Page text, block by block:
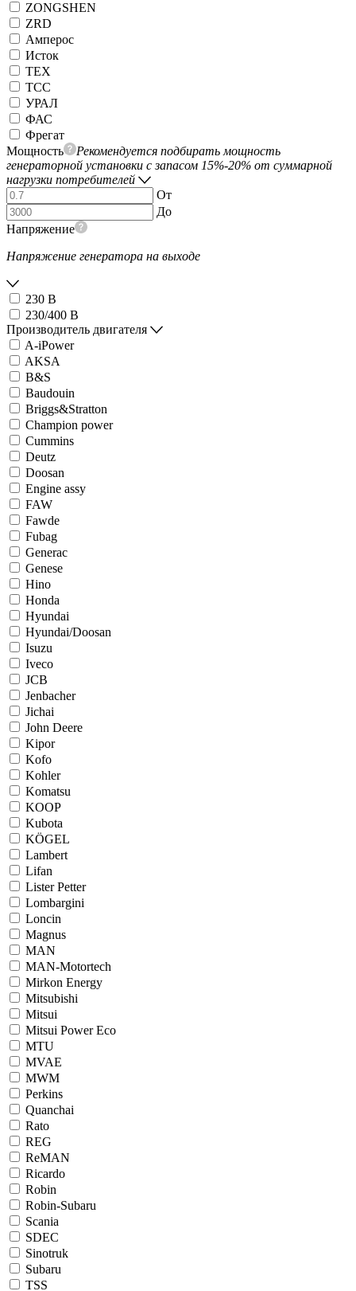
ZONGSHEN
ZRD
Амперос
Исток
ТЕХ
ТСС
УРАЛ
ФАС
Фрегат
Мощность
Рекомендуется подбирать мощность
генераторной установки с запасом 15%-20% от суммарной
нагрузки потребителей
От
До
Напряжение
Напряжение генератора на выходе
230 В
230/400 В
Производитель двигателя
A-iPower
AKSA
B&S
Baudouin
Briggs&Stratton
Champion power
Cummins
Deutz
Doosan
Engine assy
FAW
Fawde
Fubag
Generac
Genese
Hino
Honda
Hyundai
Hyundai/Doosan
Isuzu
Iveco
JCB
Jenbacher
Jichai
John Deere
Kipor
Kofo
Kohler
Komatsu
KOOP
Kubota
KÖGEL
Lambert
Lifan
Lister Petter
Lombargini
Loncin
Magnus
MAN
MAN-Motortech
Mirkon Energy
Mitsubishi
Mitsui
Mitsui Power Eco
MTU
MVAE
MWM
Perkins
Quanchai
Rato
REG
ReMAN
Ricardo
Robin
Robin-Subaru
Scania
SDEC
Sinotruk
Subaru
TSS